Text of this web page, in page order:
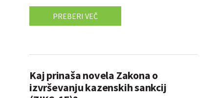
PREBERI VEČ
Kaj prinaša novela Zakona o
izvrševanju kazenskih sankcij